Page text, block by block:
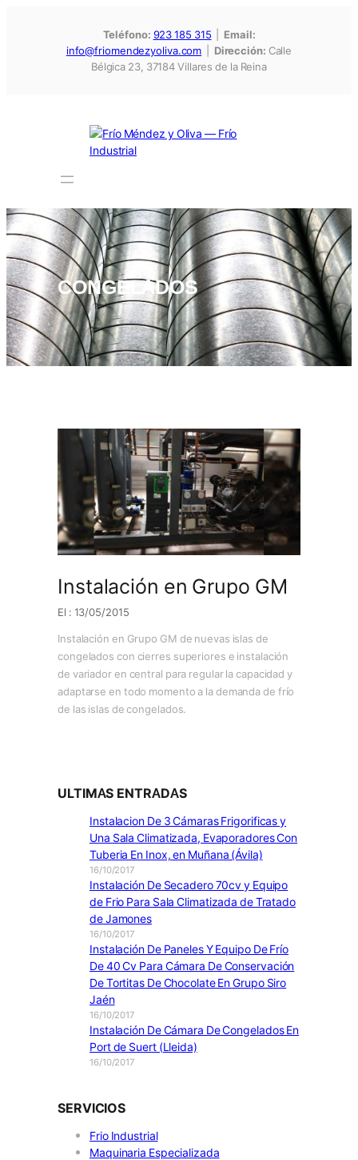
Teléfono: 923 185 315
Email:
info@friomendezyoliva.com
Dirección: Calle
Bélgica 23, 37184 Villares de la Reina
CONGELADOS
Instalación en Grupo GM
El : 13/05/2015
Instalación en Grupo GM de nuevas islas de
congelados con cierres superiores e instalación
de variador en central para regular la capacidad y
adaptarse en todo momento a la demanda de frío
de las islas de congelados.
ULTIMAS ENTRADAS
Instalacion De 3 Cámaras Frigorificas y
Una Sala Climatizada, Evaporadores Con
Tuberia En Inox, en Muñana (Ávila)
16/10/2017
Instalación De Secadero 70cv y Equipo
de Frio Para Sala Climatizada de Tratado
de Jamones
16/10/2017
Instalación De Paneles Y Equipo De Frío
De 40 Cv Para Cámara De Conservación
De Tortitas De Chocolate En Grupo Siro
Jaén
16/10/2017
Instalación De Cámara De Congelados En
Port de Suert (Lleida)
16/10/2017
SERVICIOS
Frio Industrial
Maquinaria Especializada